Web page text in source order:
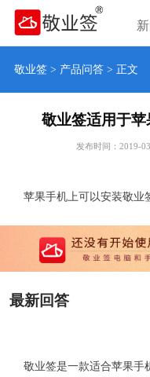
敬业签> 产品问答> 正文
敬业签适用于苹
发布时间：2019-
苹果手机上可以安装敬业
最新回答
敬业签是一款适合苹果手